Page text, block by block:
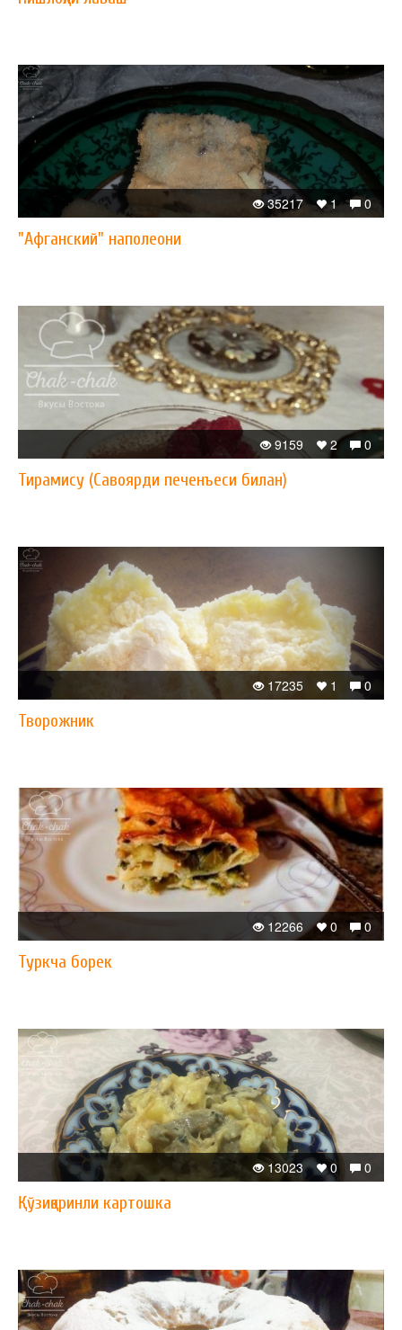
0
1
35217
"Афганский" наполеони
0
2
9159
Тирамису (Савоярди печенъеси билан)
0
1
17235
Творожник
0
0
12266
Туркча борек
0
0
13023
Қўзиқоринли картошка